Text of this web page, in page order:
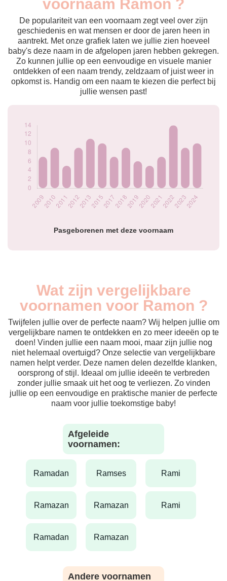
voornaam Ramon ?
De populariteit van een voornaam zegt veel over zijn
geschiedenis en wat mensen er door de jaren heen in
aantrekt. Met onze grafiek laten we jullie zien hoeveel
baby's deze naam in de afgelopen jaren hebben gekregen.
Zo kunnen jullie op een eenvoudige en visuele manier
ontdekken of een naam trendy, zeldzaam of juist weer in
opkomst is. Handig om een naam te kiezen die perfect bij
jullie wensen past!
Pasgeborenen met deze voornaam
Popularité du
prénom Ramon par
année
2010
9
2011
5
2012
9
2013
11
2015
10
2017
7
2018
9
2022
2023
Wat zijn vergelijkbare
voornamen voor Ramon ?
Twijfelen jullie over de perfecte naam? Wij helpen jullie om
vergelijkbare namen te ontdekken en zo meer ideeën op te
doen! Vinden jullie een naam mooi, maar zijn jullie nog
niet helemaal overtuigd? Onze selectie van vergelijkbare
namen helpt verder. Deze namen delen dezelfde klanken,
oorsprong of stijl. Ideaal om jullie ideeën te verbreden
zonder jullie smaak uit het oog te verliezen. Zo vinden
jullie op een eenvoudige en praktische manier de perfecte
naam voor jullie toekomstige baby!
Afgeleide
voornamen:
ramadan ramses rami
ramazan ramazan rami
ramadan ramazan
Andere voornamen